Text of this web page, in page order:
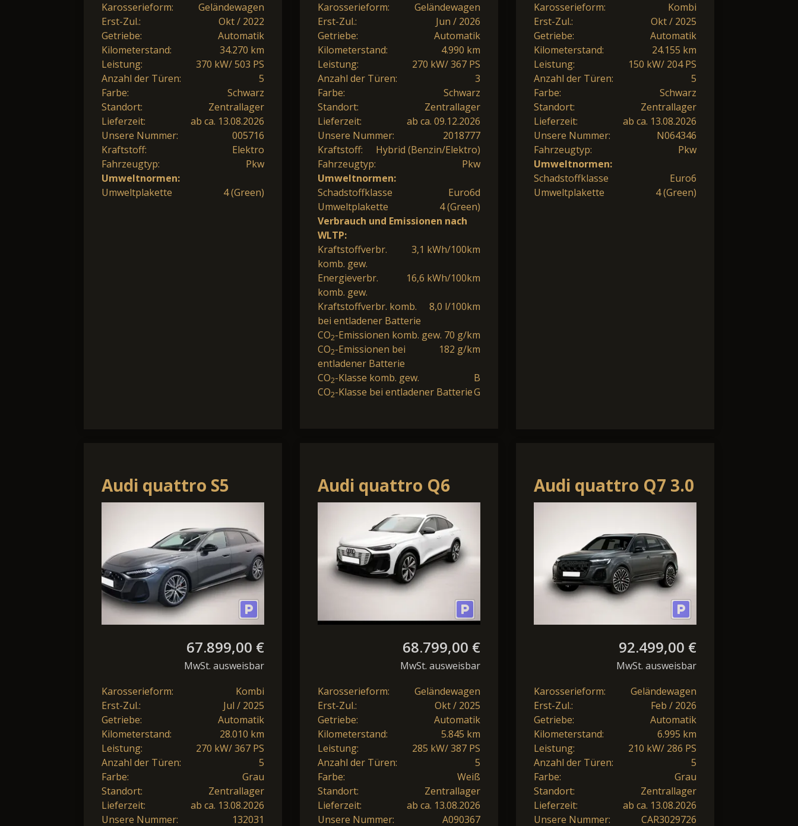
Karosserieform:
Geländewagen
Erst-Zul.:
Okt / 2022
Getriebe:
Automatik
Kilometerstand:
34.270 km
Leistung:
370 kW/ 503 PS
Anzahl der Türen:
5
Farbe:
Schwarz
Standort:
Zentrallager
Lieferzeit:
ab ca. 13.08.2026
Unsere Nummer:
005716
Kraftstoff:
Elektro
Fahrzeugtyp:
Pkw
Umweltnormen:
Umweltplakette
4 (Green)
Karosserieform:
Geländewagen
Erst-Zul.:
Jun / 2026
Getriebe:
Automatik
Kilometerstand:
4.990 km
Leistung:
270 kW/ 367 PS
Anzahl der Türen:
3
Farbe:
Schwarz
Standort:
Zentrallager
Lieferzeit:
ab ca. 09.12.2026
Unsere Nummer:
2018777
Kraftstoff:
Hybrid (Benzin/Elektro)
Fahrzeugtyp:
Pkw
Umweltnormen:
Schadstoffklasse
Euro6d
Umweltplakette
4 (Green)
Verbrauch und Emissionen nach
WLTP:
Kraftstoffverbr.
komb. gew.
3,1 kWh/100km
Energieverbr.
komb. gew.
16,6 kWh/100km
Kraftstoffverbr. komb.
bei entladener Batterie
8,0 l/100km
CO2-Emissionen komb. gew. 70 g/km
CO2-Emissionen bei
entladener Batterie
182 g/km
CO2-Klasse komb. gew.
B
CO2-Klasse bei entladener BatterieG
Karosserieform:
Kombi
Erst-Zul.:
Okt / 2025
Getriebe:
Automatik
Kilometerstand:
24.155 km
Leistung:
150 kW/ 204 PS
Anzahl der Türen:
5
Farbe:
Schwarz
Standort:
Zentrallager
Lieferzeit:
ab ca. 13.08.2026
Unsere Nummer:
N064346
Fahrzeugtyp:
Pkw
Umweltnormen:
Schadstoffklasse
Euro6
Umweltplakette
4 (Green)
Audi quattro S5
Avant TFSI quattro
67.899,00 €
MwSt. ausweisbar
Karosserieform:
Kombi
Erst-Zul.:
Jul / 2025
Getriebe:
Automatik
Kilometerstand:
28.010 km
Leistung:
270 kW/ 367 PS
Anzahl der Türen:
5
Farbe:
Grau
Standort:
Zentrallager
Lieferzeit:
ab ca. 13.08.2026
Unsere Nummer:
132031
Audi quattro Q6
Sportback e-tron
quattro
Luft/Matrix/HeadUp/B
68.799,00 €
MwSt. ausweisbar
Karosserieform:
Geländewagen
Erst-Zul.:
Okt / 2025
Getriebe:
Automatik
Kilometerstand:
5.845 km
Leistung:
285 kW/ 387 PS
Anzahl der Türen:
5
Farbe:
Weiß
Standort:
Zentrallager
Lieferzeit:
ab ca. 13.08.2026
Unsere Nummer:
A090367
Audi quattro Q7 3.0
TDI 8-Gang-
Tiptronic quattro
92.499,00 €
MwSt. ausweisbar
Karosserieform:
Geländewagen
Erst-Zul.:
Feb / 2026
Getriebe:
Automatik
Kilometerstand:
6.995 km
Leistung:
210 kW/ 286 PS
Anzahl der Türen:
5
Farbe:
Grau
Standort:
Zentrallager
Lieferzeit:
ab ca. 13.08.2026
Unsere Nummer:
CAR3029726